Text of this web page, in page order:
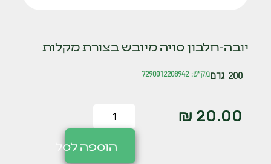
יובה-חלבון סויה מיובש בצורת מקלות
200 גרם מק"ט: 7290012208942
20.00
₪
הוספה לסל